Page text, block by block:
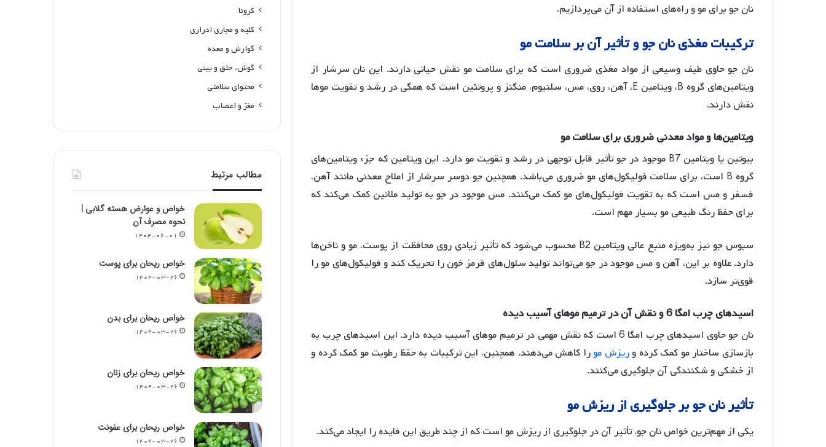
نان جو برای مو و راه‌های استفاده از آن می‌پردازیم.
ترکیباتمغذینانجووتأثیرآنبرسلامتمو
نان جو حاوی طیف وسیعی از مواد مغذی ضروری است که برای سلامت مو نقش حیاتی دارند. این نان سرشار از
ویتامین‌های گروه B، ویتامین E، آهن، روی، مس، سلنیوم، منگنز و پروتئین است که همگی در رشد و تقویت موها
نقش دارند.
ویتامینهاوموادمعدنیضروریبرایسلامتمو
بیوتین یا ویتامین B7 موجود در جو تأثیر قابل توجهی در رشد و تقویت مو دارد. این ویتامین که جزء ویتامین‌های
گروه B است، برای سلامت فولیکول‌های مو ضروری می‌باشد
. همچنین جو دوسر سرشار از املاح معدنی مانند آهن،
فسفر و مس است که به تقویت فولیکول‌های مو کمک می‌کنند. مس موجود در جو به تولید ملانین کمک می‌کند که
برای حفظ رنگ طبیعی مو بسیار مهم است.
سبوس جو نیز به‌ویژه منبع عالی ویتامین B2 محسوب می‌شود که تأثیر زیادی روی محافظت از پوست، مو و ناخن‌ها
دارد. علاوه بر این، آهن و مس موجود در جو می‌تواند تولید سلول‌های قرمز خون را تحریک کند و فولیکول‌های مو را
قوی‌تر سازد.
اسیدهایچربامگا ونقشآندرترمیمموهایآسیبدیده
نان جو حاوی اسیدهای چرب امگا 6 است که نقش مهمی در ترمیم موهای آسیب دیده دارد. این اسیدهای چرب به
بازسازی ساختار مو کمک کرده وریزش مورا کاهش می‌دهند. همچنین، این ترکیبات به حفظ رطوبت مو کمک کرده و
از خشکی و شکنندگی آن جلوگیری می‌کنند.
تأثیرنانجوبرجلوگیری ازریزشمو
یکی از مهم‌ترین خواص نان جو، تأثیر آن در جلوگیری از ریزش مو است که از چند طریق این فایده را ایجاد می‌کند.
کرونا
کلیه و مجاری ادراری
گوارش و معده
گوش، حلق و بینی
محتوای سلامتی
مغز و اعصاب
مطالب مرتبط
خواص و عوارض هسته گلابی |
نحوه مصرف آن
۱۴۰۴-۰۶-۰۱
خواص ریحان برای پوست
۱۴۰۴-۰۳-۲۶
خواص ریحان برای بدن
۱۴۰۴-۰۳-۲۶
خواص ریحان برای زنان
۱۴۰۴-۰۳-۲۶
خواص ریحان برای عفونت
۱۴۰۴-۰۳-۲۶